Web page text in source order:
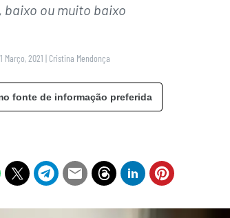
baixo ou muito baixo
Março, 2021 | Cristina Mendonça
fonte de informação preferida